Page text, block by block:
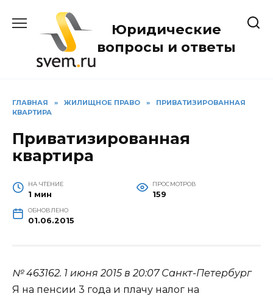
содержанию
Юридические
вопросы и ответы
ГЛАВНАЯ » ЖИЛИЩНОЕ ПРАВО »
ПРИВАТИЗИРОВАННАЯ
КВАРТИРА
Приватизированная
квартира
НА ЧТЕНИЕ
1 мин
ПРОСМОТРОВ
159
ОБНОВЛЕНО
01.06.2015
№ 463162. 1 июня 2015 в 20:07 Санкт-Петербург
Я на пенсии 3 года и плачу налог на